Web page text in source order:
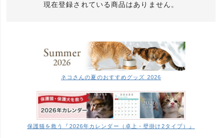
現在登録されている商品はありません。
ネコさんの夏のおすすめグッズ 2026
保護猫を救う『2026年カレンダー（卓上・壁掛け2タイプ）』